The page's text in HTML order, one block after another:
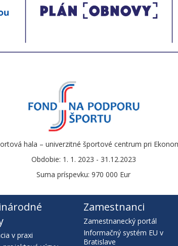
hala – univerzitné športové centrum pri
Obdobie: 1. 1. 2023 - 31.12.2023
Suma príspevku: 970 000 Eur
v praxi
Zamestnanci
Zamestnanecký portál
Informačný systém EU v
Bratislave